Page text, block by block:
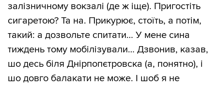
залізничному вокзалі (де ж іще). Пригостіть
сигаретою? Та на. Прикурює, стоїть, а потім,
такий: а дозвольте спитати… У мене сина
тиждень тому мобілізували… Дзвонив, казав,
шо десь біля Днірпопєтровска (а, понятно), і
шо довго балакати не може. І шоб я не